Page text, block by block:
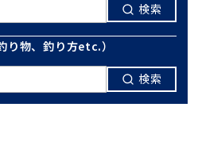
検索
り物、釣り方etc.）
検索